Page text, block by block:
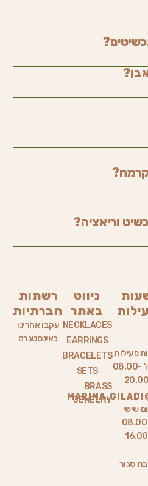
וריאציה?
פעילות
א'-ה' 08.00-
20.00
שישי
16.00
סגור
ניווט
באתר
NECKLACES
EARRINGS
BRACELETS
SETS
BRASS
JEWELRY
רשתות
חברתיות
עקבו אחרינו
באינסטגרם